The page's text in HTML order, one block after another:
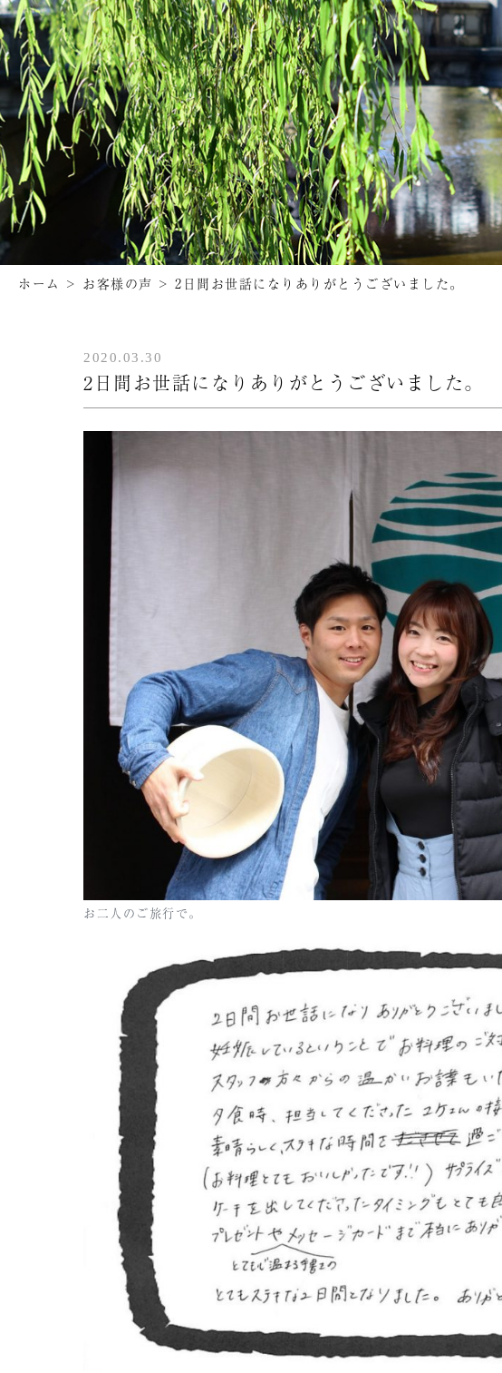
ホーム > お客様の声 > 2日間お世話になりありがとうございました。
2020.03.30
2日間お世話になりありがとうございました。
お二人のご旅行で。